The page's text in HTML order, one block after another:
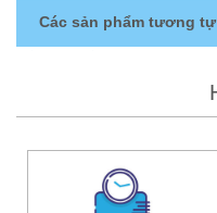
Các sản phẩm tương tự